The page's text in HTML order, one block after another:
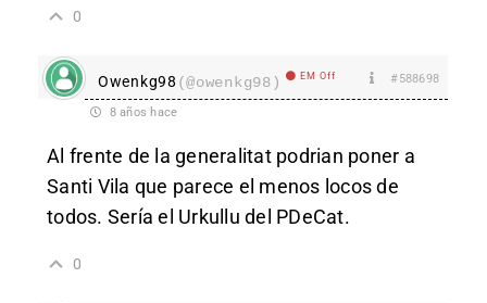
0
Owenkg98 (@owenkg98) EM Off #588698
8 años hace
Al frente de la generalitat podrian poner a
Santi Vila que parece el menos locos de
todos. Sería el Urkullu del PDeCat.
0